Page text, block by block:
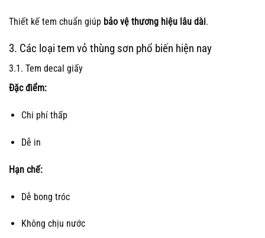
Thiết kế tem chuẩn giúp bảo vệ thương hiệu lâu dài.
3. Các loại tem vỏ thùng sơn phổ biến hiện nay
3.1. Tem decal giấy
Đặc điểm:
Chi phí thấp
Dễ in
Hạn chế:
Dễ bong tróc
Không chịu nước